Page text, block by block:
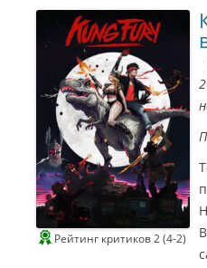
С
е
р
2
2
Л
у
ч
ш
и
й
р
е
ж
г
P
Рейтинг критиков 2 (4-2)